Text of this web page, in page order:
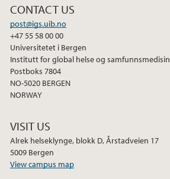
CONTACT US
post@igs.uib.no
+47 55 58 00 00
Universitetet i Bergen
Institutt for global helse og samfunnsmedisin
Postboks 7804
NO-5020 BERGEN
NORWAY
VISIT US
Alrek helseklynge, blokk D, Årstadveien 17
5009 Bergen
View campus map